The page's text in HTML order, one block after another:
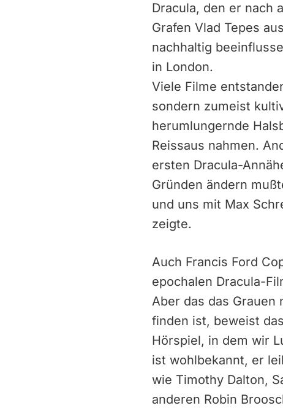
Dracula, den er nach
Grafen Vlad Tepes
nachhaltig
in London.
Viele Filme
sondern zumeist
herumlungernde
Reissaus nahmen.
ersten Dracula-
Gründen ändern
und uns mit Max
zeigte.
Auch Francis Ford
epochalen Dracula-
Aber das das
finden ist, beweist
Hörspiel, in dem wir
ist wohlbekannt, er
wie Timothy Dalton,
anderen Robin